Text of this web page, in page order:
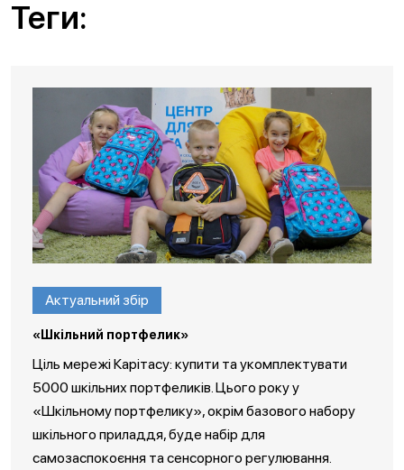
Теги:
Актуальний збір
«Шкільний портфелик»
Ціль мережі Карітасу: купити та укомплектувати
5000 шкільних портфеликів. Цього року у
«Шкільному портфелику», окрім базового набору
шкільного приладдя, буде набір для
самозаспокоєння та сенсорного регулювання.